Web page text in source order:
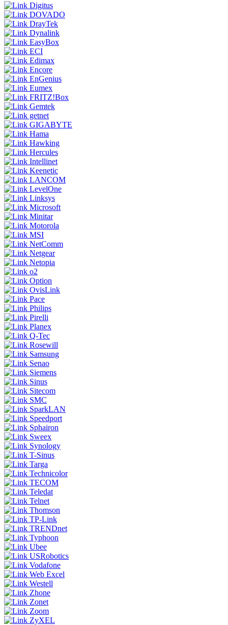
Digitus
DOVADO
DrayTek
Dynalink
EasyBox
ECI
Edimax
Encore
EnGenius
Eumex
FRITZ!Box
Gemtek
getnet
GIGABYTE
Hama
Hawking
Hercules
Intellinet
Keenetic
LANCOM
LevelOne
Linksys
Microsoft
Minitar
Motorola
MSI
NetComm
Netgear
Netopia
o2
Option
OvisLink
Pace
Philips
Pirelli
Planex
Q-Tec
Rosewill
Samsung
Senao
Siemens
Sinus
Sitecom
SMC
SparkLAN
Speedport
Sphairon
Sweex
Synology
T-Sinus
Targa
Technicolor
TECOM
Teledat
Telnet
Thomson
TP-Link
TRENDnet
Typhoon
Ubee
USRobotics
Vodafone
Web Excel
Westell
Zhone
Zonet
Zoom
ZyXEL